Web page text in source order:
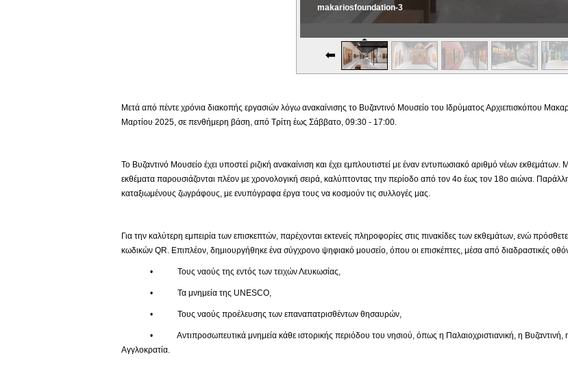
makariosfoundation-3
Μετά από πέντε χρόνια διακοπής εργασιών λόγω ανακαίνισης το Βυζαντινό Μουσείο του Ιδρύματος Αρχιεπισκόπου
Μαρτίου 2025, σε πενθήμερη βάση, από Τρίτη έως Σάββατο, 09:30 - 17:00.
Το Βυζαντινό Μουσείο έχει υποστεί ριζική ανακαίνιση και έχει εμπλουτιστεί με έναν εντυπωσιακό αριθμό νέων
εκθέματα παρουσιάζονται πλέον με χρονολογική σειρά, καλύπτοντας την περίοδο από τον 4ο έως τον 18ο αιώνα.
καταξιωμένους ζωγράφους, με ενυπόγραφα έργα τους να κοσμούν τις συλλογές μας.
Για την καλύτερη εμπειρία των επισκεπτών, παρέχονται εκτενείς πληροφορίες στις πινακίδες των εκθεμάτων, ενώ
κωδικών QR. Επιπλέον, δημιουργήθηκε ένα σύγχρονο ψηφιακό μουσείο, όπου οι επισκέπτες, μέσα από διαδραστικές
• Τους ναούς της εντός των τειχών Λευκωσίας,
• Τα μνημεία της UNESCO,
• Τους ναούς προέλευσης των επαναπατρισθέντων θησαυρών,
• Αντιπροσωπευτικά μνημεία κάθε ιστορικής περιόδου του νησιού, όπως η Παλαιοχριστιανική, η Βυζαντινή, η
Αγγλοκρατία.